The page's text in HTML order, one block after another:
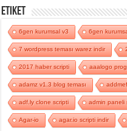
Etiket
6gen kurumsal v3 6gen
7 wordpress teması warez indir
2017 haber scripti aaalogo
adamz v1.3 blog teması
adf.ly clone scripti admin paneli
Agar-io agar.io scripti indir